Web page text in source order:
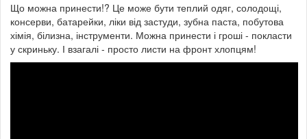
Що можна принести!? Це може бути теплий одяг, солодощі,
консерви, батарейки, ліки від застуди, зубна паста, побутова
хімія, білизна, інструменти. Можна принести і гроші - покласти
у скриньку. І взагалі - просто листи на фронт хлопцям!